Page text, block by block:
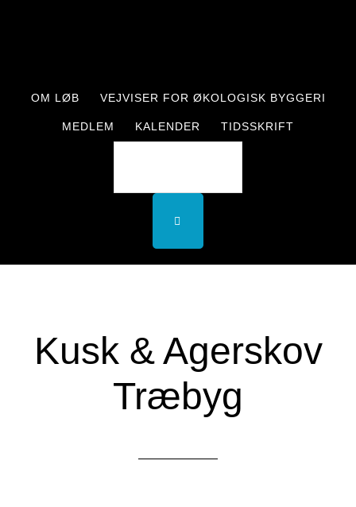
OM LØB VEJVISER FOR ØKOLOGISK BYGGERI
MEDLEM KALENDER TIDSSKRIFT
Kusk & Agerskov
Træbyg